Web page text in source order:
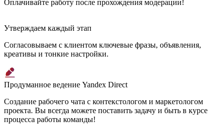
Оплачивайте работу после прохождения модерации!
Утверждаем каждый этап
Согласовываем с клиентом ключевые фразы, объявления,
креативы и тонкие настройки.
Продуманное ведение Yandex Direct
Создание рабочего чата с контекстологом и маркетологом
проекта. Вы всегда можете поставить задачу и быть в курсе
процесса работы команды!